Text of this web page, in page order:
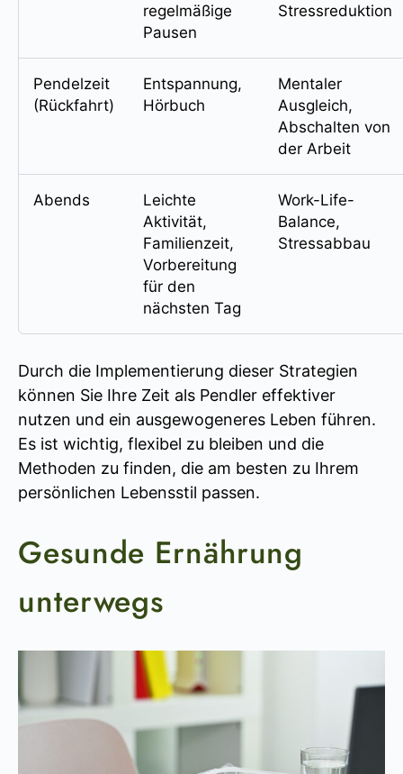
regelmäßige
Pausen
Stressreduktion
Pendelzeit
(Rückfahrt)
Entspannung,
Hörbuch
Mentaler
Ausgleich,
Abschalten von
der Arbeit
Abends
Leichte
Aktivität,
Familienzeit,
Vorbereitung
für den
nächsten Tag
Work-Life-
Balance,
Stressabbau
Durch die Implementierung dieser Strategien
können Sie Ihre Zeit als Pendler effektiver
nutzen und ein ausgewogeneres Leben führen.
Es ist wichtig, flexibel zu bleiben und die
Methoden zu finden, die am besten zu Ihrem
persönlichen Lebensstil passen.
Gesunde Ernährung
unterwegs